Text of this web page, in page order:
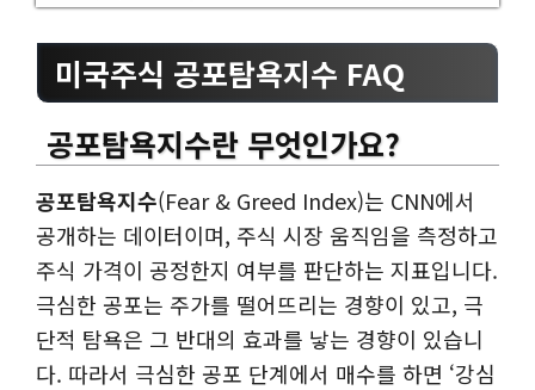
미국주식 공포탐욕지수 FAQ
공포탐욕지수란 무엇인가요?
공포탐욕지수(Fear & Greed Index)는 CNN에서
공개하는 데이터이며, 주식 시장 움직임을 측정하고
주식 가격이 공정한지 여부를 판단하는 지표입니다.
극심한 공포는 주가를 떨어뜨리는 경향이 있고, 극
단적 탐욕은 그 반대의 효과를 낳는 경향이 있습니
다. 따라서 극심한 공포 단계에서 매수를 하면 ‘강심